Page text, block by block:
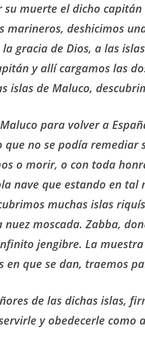
muerte el dicho
deshicimos
gracia de Dios, a las
y allí cargamos las
islas de Maluco,
para volver a
no se podía
o morir, o con toda
nave que estando en
muchas islas
moscada. Zabba,
jengibre. La
en que se dan, traemos
de las dichas islas,
y obedecerle como